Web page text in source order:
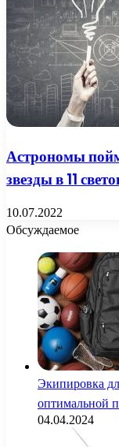
Астрономы
звезды в 11
10.07.2022
Обсуждаемое
Экипировка
оптимальной
04.04.2024